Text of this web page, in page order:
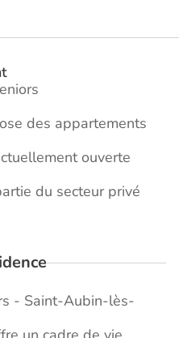
des appartements
ouverte
du secteur privé
- Saint-Aubin-lès-